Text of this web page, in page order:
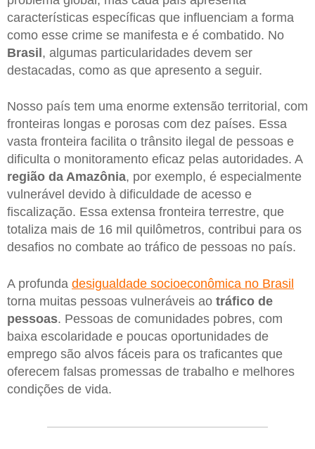
características específicas que influenciam a forma
como esse crime se manifesta e é combatido. No
Brasil, algumas particularidades devem ser
destacadas, como as que apresento a seguir.
Nosso país tem uma enorme extensão territorial, com
fronteiras longas e porosas com dez países. Essa
vasta fronteira facilita o trânsito ilegal de pessoas e
dificulta o monitoramento eficaz pelas autoridades. A
região da Amazônia, por exemplo, é especialmente
vulnerável devido à dificuldade de acesso e
fiscalização. Essa extensa fronteira terrestre, que
totaliza mais de 16 mil quilômetros, contribui para os
desafios no combate ao tráfico de pessoas no país.
A profunda desigualdade socioeconômica no Brasil
torna muitas pessoas vulneráveis ao tráfico de
pessoas. Pessoas de comunidades pobres, com
baixa escolaridade e poucas oportunidades de
emprego são alvos fáceis para os traficantes que
oferecem falsas promessas de trabalho e melhores
condições de vida.